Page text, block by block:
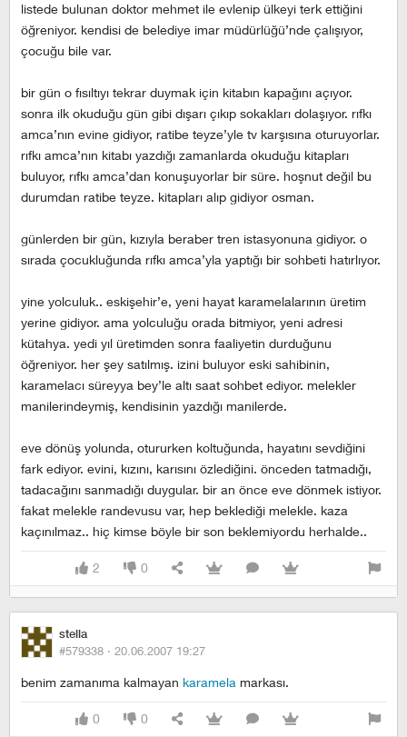
listede bulunan doktor mehmet ile evlenip ülkeyi terk ettiğini
öğreniyor. kendisi de belediye imar müdürlüğü’nde çalışıyor,
çocuğu bile var.
bir gün o fısıltıyı tekrar duymak için kitabın kapağını açıyor.
sonra ilk okuduğu gün gibi dışarı çıkıp sokakları dolaşıyor. rıfkı
amca’nın evine gidiyor, ratibe teyze’yle tv karşısına oturuyorlar.
rıfkı amca’nın kitabı yazdığı zamanlarda okuduğu kitapları
buluyor, rıfkı amca’dan konuşuyorlar bir süre. hoşnut değil bu
durumdan ratibe teyze. kitapları alıp gidiyor osman.
günlerden bir gün, kızıyla beraber tren istasyonuna gidiyor. o
sırada çocukluğunda rıfkı amca’yla yaptığı bir sohbeti hatırlıyor.
yine yolculuk.. eskişehir’e, yeni hayat karamelalarının üretim
yerine gidiyor. ama yolculuğu orada bitmiyor, yeni adresi
kütahya. yedi yıl üretimden sonra faaliyetin durduğunu
öğreniyor. her şey satılmış. izini buluyor eski sahibinin,
karamelacı süreyya bey’le altı saat sohbet ediyor. melekler
manilerindeymiş, kendisinin yazdığı manilerde.
eve dönüş yolunda, otururken koltuğunda, hayatını sevdiğini
fark ediyor. evini, kızını, karısını özlediğini. önceden tatmadığı,
tadacağını sanmadığı duygular. bir an önce eve dönmek istiyor.
fakat melekle randevusu var, hep beklediği melekle. kaza
kaçınılmaz.. hiç kimse böyle bir son beklemiyordu herhalde..
2 0
stella
#579338 · 20.06.2007 19:27
benim zamanıma kalmayan karamela markası.
0 0